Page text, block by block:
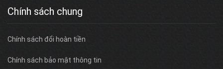
Chính sách chung
Chính sách đổi hoàn tiền
Chính sách bảo mật thông tin